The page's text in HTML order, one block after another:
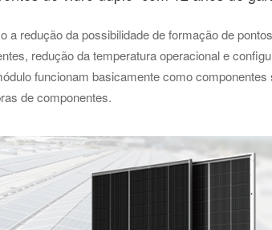
a redução da possibilidade de formação de
redução da temperatura operacional e
funcionam basicamente como componentes
de componentes.